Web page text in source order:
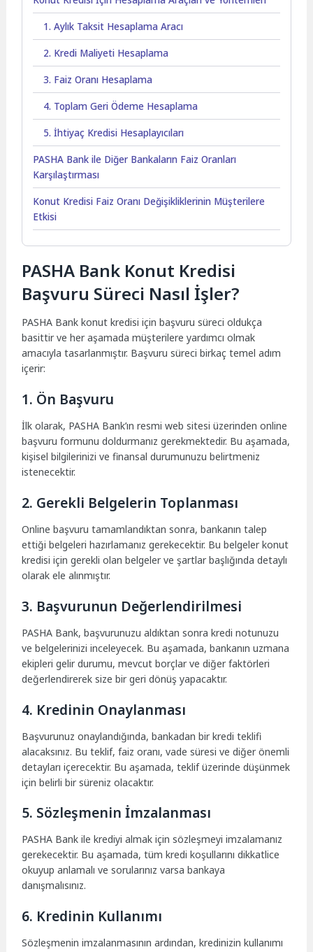
1. Aylık Taksit Hesaplama Aracı
2. Kredi Maliyeti Hesaplama
3. Faiz Oranı Hesaplama
4. Toplam Geri Ödeme Hesaplama
5. İhtiyaç Kredisi Hesaplayıcıları
PASHA Bank ile Diğer Bankaların Faiz Oranları
Karşılaştırması
Konut Kredisi Faiz Oranı Değişikliklerinin Müşterilere
Etkisi
PASHA Bank Konut Kredisi
Başvuru Süreci Nasıl İşler?
PASHA Bank konut kredisi için başvuru süreci oldukça
basittir ve her aşamada müşterilere yardımcı olmak
amacıyla tasarlanmıştır. Başvuru süreci birkaç temel adım
içerir:
1. Ön Başvuru
İlk olarak, PASHA Bank’ın resmi web sitesi üzerinden online
başvuru formunu doldurmanız gerekmektedir. Bu aşamada,
kişisel bilgilerinizi ve finansal durumunuzu belirtmeniz
istenecektir.
2. Gerekli Belgelerin Toplanması
Online başvuru tamamlandıktan sonra, bankanın talep
ettiği belgeleri hazırlamanız gerekecektir. Bu belgeler konut
kredisi için gerekli olan belgeler ve şartlar başlığında detaylı
olarak ele alınmıştır.
3. Başvurunun Değerlendirilmesi
PASHA Bank, başvurunuzu aldıktan sonra kredi notunuzu
ve belgelerinizi inceleyecek. Bu aşamada, bankanın uzmana
ekipleri gelir durumu, mevcut borçlar ve diğer faktörleri
değerlendirerek size bir geri dönüş yapacaktır.
4. Kredinin Onaylanması
Başvurunuz onaylandığında, bankadan bir kredi teklifi
alacaksınız. Bu teklif, faiz oranı, vade süresi ve diğer önemli
detayları içerecektir. Bu aşamada, teklif üzerinde düşünmek
için belirli bir süreniz olacaktır.
5. Sözleşmenin İmzalanması
PASHA Bank ile krediyi almak için sözleşmeyi imzalamanız
gerekecektir. Bu aşamada, tüm kredi koşullarını dikkatlice
okuyup anlamalı ve sorularınız varsa bankaya
danışmalısınız.
6. Kredinin Kullanımı
Sözleşmenin imzalanmasının ardından, kredinizin kullanımı